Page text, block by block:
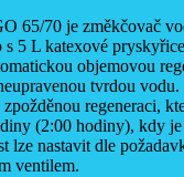
65/70 je změkčovač
5 L katexové
objemovou
tvrdou
regeneraci,
(2:00 hodiny), kdy
lze nastavit dle
ventilem.